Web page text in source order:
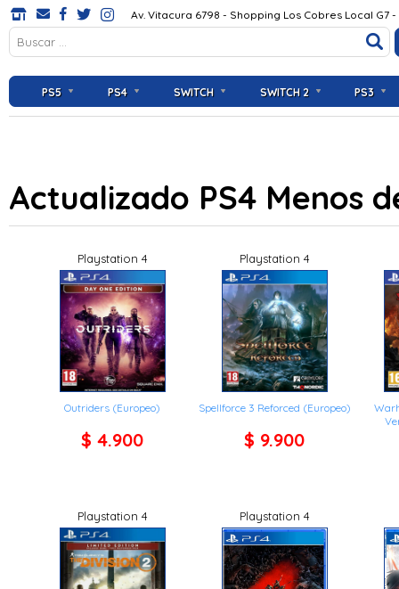
Av. Vitacura 6798 - Shopping Los Cobres Local G7
PS5 PS4 SWITCH SWITCH 2 PS3
Actualizado PS4 Menos
Playstation 4
Outriders (Europeo)
$ 4.900
Playstation 4
Spellforce 3 Reforced (Europeo)
$ 9.900
Playstation 4 Playstation 4